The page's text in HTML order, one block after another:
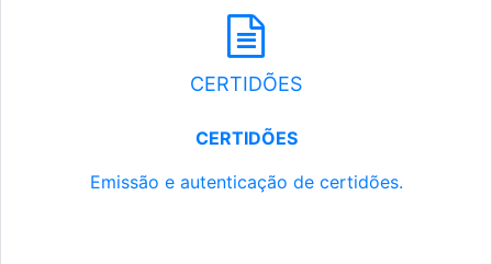
CERTIDÕES
CERTIDÕES
Emissão e autenticação de certidões.